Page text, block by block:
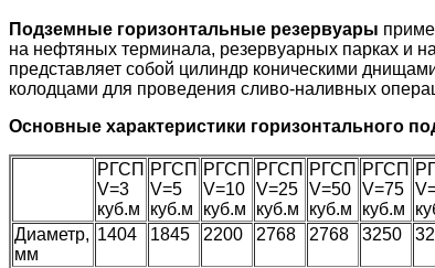
Подземные горизонтальные резервуары
на нефтяных терминала, резервуарных парках и
представляет собой цилиндр коническими
колодцами для проведения сливо-наливных
Основные характеристики горизонтального
РГСП
V=3
куб.м
РГСП
V=5
куб.м
РГСП
V=10
куб.м
РГСП
V=25
куб.м
РГСП
V=50
куб.м
РГСП
V=75
куб.м
Диаметр,
мм
1404 1845 2200 2768 2768 3250